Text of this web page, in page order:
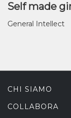
Self made
General Intellect
CHI SIAMO
COLLABORA